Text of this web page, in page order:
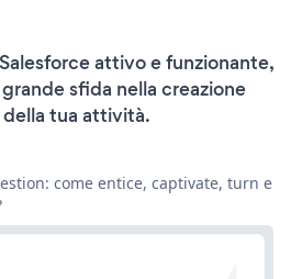
attivo e funzionante,
sfida nella creazione
tua attività.
come entice, captivate, turn e